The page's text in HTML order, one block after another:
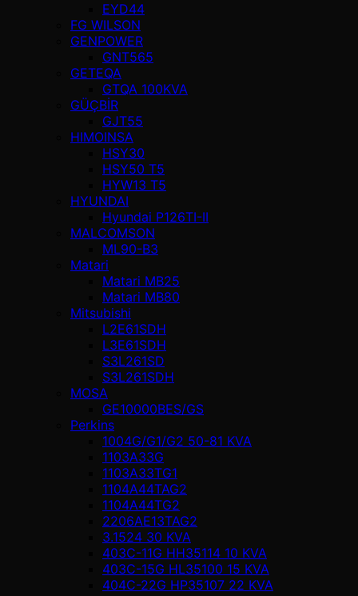
EYD44
FG WILSON
GENPOWER
GNT565
GETEQA
GTQA 100KVA
GÜÇBİR
GJT55
HIMOINSA
HSY30
HSY50 T5
HYW13 T5
HYUNDAI
Hyundai P126TI-II
MALCOMSON
ML90-B3
Matari
Matari MB25
Matari MB80
Mitsubishi
L2E61SDH
L3E61SDH
S3L261SD
S3L261SDH
MOSA
GE10000BES/GS
Perkins
1004G/G1/G2 50-81 KVA
1103A33G
1103A33TG1
1104A44TAG2
1104A44TG2
2206AE13TAG2
3.1524 30 KVA
403C-11G HH35114 10 KVA
403C-15G HL35100 15 KVA
404C-22G HP35107 22 KVA